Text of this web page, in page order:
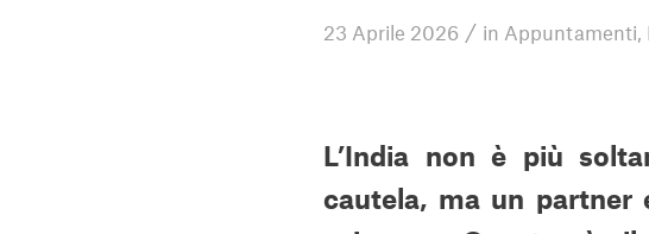
23 Aprile 2026 / in Appuntamenti,
L’India non è più
cautela, ma un partner